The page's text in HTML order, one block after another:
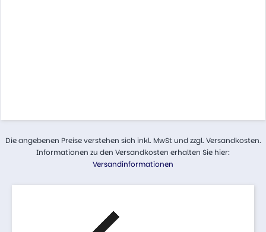
Die angebenen Preise verstehen sich inkl. MwSt und zzgl. Versandkosten.
Informationen zu den Versandkosten erhalten Sie hier:
Versandinformationen